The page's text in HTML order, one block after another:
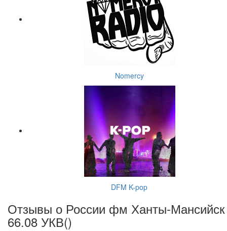
Nomercy
DFM K-pop
Отзывы о России фм Ханты-Мансийск
66.08 УКВ()